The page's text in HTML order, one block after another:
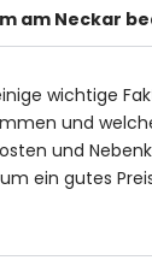
am Neckar
wichtige
und
und
ein gutes